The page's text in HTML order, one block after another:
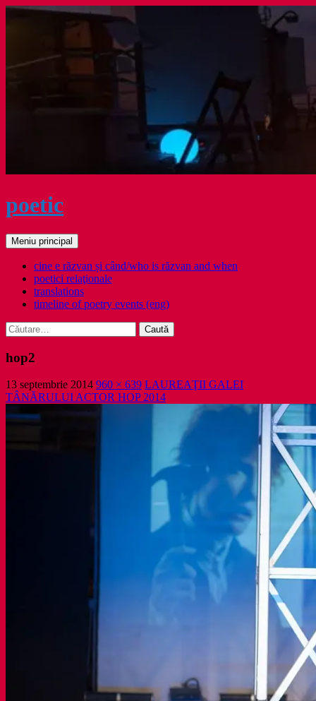
Sari
poetic
Caută
Meniu principal
cine e răzvan și când/who is răzvan and when
poetici relaţionale
translations
timeline of poetry events (eng)
Caută
după:
hop2
13 septembrie 2014 960 × 639 LAUREAŢII GALEI
TÂNĂRULUI ACTOR HOP 2014